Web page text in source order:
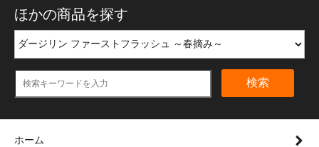
ほかの商品を探す
検索
ホーム